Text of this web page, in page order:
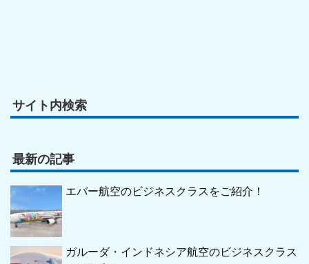
サイト内検索
最新の記事
エバー航空のビジネスクラスをご紹介！
ガルーダ・インドネシア航空のビジネスクラス